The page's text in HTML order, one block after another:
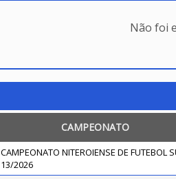
Não foi
CAMPEONATO
CAMPEONATO NITEROIENSE DE FUTEBOL
13/2026